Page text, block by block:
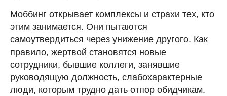
Моббинг открывает комплексы и страхи тех, кто
этим занимается. Они пытаются
самоутвердиться через унижение другого. Как
правило, жертвой становятся новые
сотрудники, бывшие коллеги, занявшие
руководящую должность, слабохарактерные
люди, которым трудно дать отпор обидчикам.